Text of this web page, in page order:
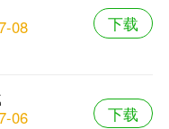
08
下载
06
下载